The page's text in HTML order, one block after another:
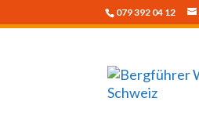
079 392 04 12